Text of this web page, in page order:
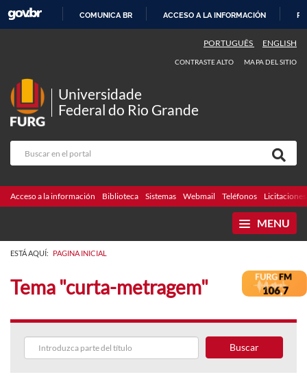
CONTENIDO
COMUNICA BR ACCESO A LA INFORMACIÓN
PORTUGUÊS ENGLISH
CONTRASTE ALTO MAPA DEL SITIO
Universidade
Federal do Rio Grande
Acceso a la información Biblioteca Sistemas Webmail Teléfonos Licitaciones
MENU
ESTÁ AQUÍ: PAGINA INICIAL
Tema "curta-metragem"
Buscar